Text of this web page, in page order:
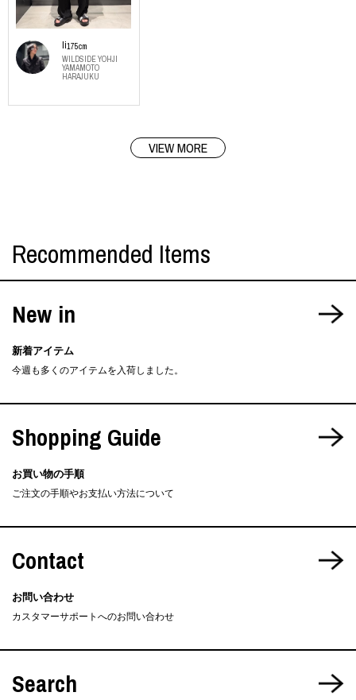
Ii175cm
WILDSIDE YOHJI
YAMAMOTO
HARAJUKU
VIEW MORE
Recommended Items
New in
新着アイテム
今週も多くのアイテムを入荷しました。
Shopping Guide
お買い物の手順
ご注文の手順やお支払い方法について
Contact
お問い合わせ
カスタマーサポートへのお問い合わせ
Search